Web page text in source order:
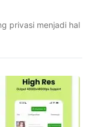
privasi menjadi hal